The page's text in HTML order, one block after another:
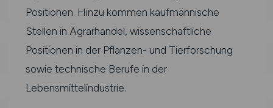
Positionen. Hinzu kommen kaufmännische
Stellen in Agrarhandel, wissenschaftliche
Positionen in der Pflanzen- und Tierforschung
sowie technische Berufe in der
Lebensmittelindustrie.